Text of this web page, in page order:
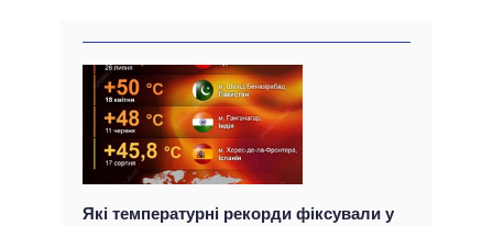
Які температурні рекорди фіксували у